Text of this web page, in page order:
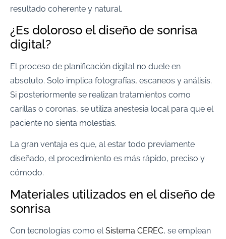
resultado coherente y natural.
¿Es doloroso el diseño de sonrisa
digital?
El proceso de planificación digital no duele en
absoluto. Solo implica fotografías, escaneos y análisis.
Si posteriormente se realizan tratamientos como
carillas o coronas, se utiliza anestesia local para que el
paciente no sienta molestias.
La gran ventaja es que, al estar todo previamente
diseñado, el procedimiento es más rápido, preciso y
cómodo.
Materiales utilizados en el diseño de
sonrisa
Con tecnologías como elSistema CEREC, se emplean